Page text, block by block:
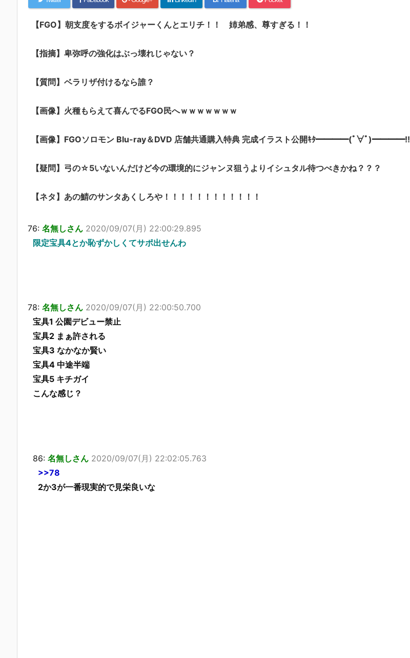
【FGO】朝支度をするボイジャーくんとエリチ！！ 姉弟感、尊すぎる！！
【指摘】卑弥呼の強化はぶっ壊れじゃない？
【質問】ベラリザ付けるなら誰？
【画像】火種もらえて喜んでるFGO民へｗｗｗｗｗｗｗ
【画像】FGOソロモン Blu-ray＆DVD 店舗共通購入特典 完成イラスト公開ｷﾀ━━━━(ﾟ∀ﾟ)━━━━!!
【疑問】弓の☆5いないんだけど今の環境的にジャンヌ狙うよりイシュタル待つべきかね？？？
【ネタ】あの鯖のサンタあくしろや！！！！！！！！！！！！
76: 名無しさん 2020/09/07(月) 22:00:29.895
限定宝具4とか恥ずかしくてサポ出せんわ
78: 名無しさん 2020/09/07(月) 22:00:50.700
宝具1 公園デビュー禁止
宝具2 まぁ許される
宝具3 なかなか賢い
宝具4 中途半端
宝具5 キチガイ
こんな感じ？
86: 名無しさん 2020/09/07(月) 22:02:05.763
>>78
2か3が一番現実的で見栄良いな